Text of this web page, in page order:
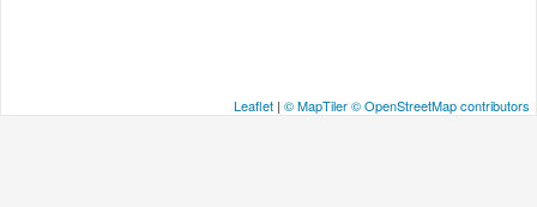
Leaflet | © MapTiler© OpenStreetMap contributors